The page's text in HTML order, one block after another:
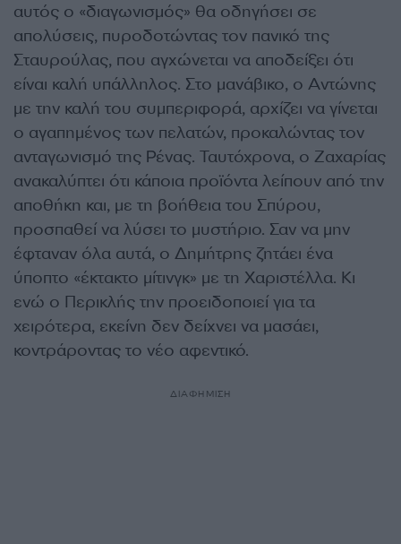
αυτός ο «διαγωνισμός» θα οδηγήσει σε
απολύσεις, πυροδοτώντας τον πανικό της
Σταυρούλας, που αγχώνεται να αποδείξει ότι
είναι καλή υπάλληλος. Στο μανάβικο, ο Αντώνης
με την καλή του συμπεριφορά, αρχίζει να γίνεται
ο αγαπημένος των πελατών, προκαλώντας τον
ανταγωνισμό της Ρένας. Ταυτόχρονα, ο Ζαχαρίας
ανακαλύπτει ότι κάποια προϊόντα λείπουν από την
αποθήκη και, με τη βοήθεια του Σπύρου,
προσπαθεί να λύσει το μυστήριο. Σαν να μην
έφταναν όλα αυτά, ο Δημήτρης ζητάει ένα
ύποπτο «έκτακτο μίτινγκ» με τη Χαριστέλλα. Κι
ενώ ο Περικλής την προειδοποιεί για τα
χειρότερα, εκείνη δεν δείχνει να μασάει,
κοντράροντας το νέο αφεντικό.
ΔΙΑΦΗΜΙΣΗ